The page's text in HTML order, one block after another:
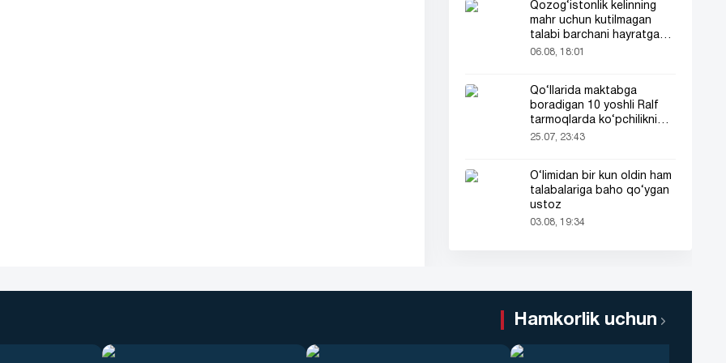
Qozog‘istonlik kelinning
mahr uchun kutilmagan
talabi barchani hayratga
soldi
06.08, 18:01
Qo‘llarida maktabga
boradigan 10 yoshli Ralf
tarmoqlarda ko‘pchilikni
ta’sirlantirdi
25.07, 23:43
O‘limidan bir kun oldin ham
talabalariga baho qo‘ygan
ustoz
03.08, 19:34
Hamkorlik uchun